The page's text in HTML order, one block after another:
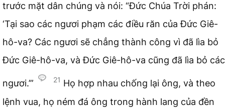
trước mặt dân chúng và nói: “Đức Chúa Trời phán:
‘Tại sao các ngươi phạm các điều răn của Đức Giê-
hô-va? Các ngươi sẽ chẳng thành công vì đã lìa bỏ
Đức Giê-hô-va, và Đức Giê-hô-va cũng đã lìa bỏ các
ngươi.’” 21 Họ hợp nhau chống lại ông, và theo
lệnh vua, họ ném đá ông trong hành lang của đền